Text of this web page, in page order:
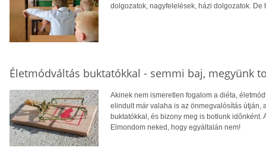
dolgozatok, nagyfelelések, házi dolgozatok. De
Életmódváltás buktatókkal - semmi baj, megyünk
Akinek nem ismeretlen fogalom a diéta,
elindult már valaha is az önmegvalósítás útján,
buktatókkal, és bizony meg is botlunk
Elmondom neked, hogy egyáltalán nem!